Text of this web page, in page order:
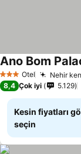
3 YıldızOtel Nehir
Ano Bom
8,4 Çok iyi 5.129
Kesin fiyatları
seçin